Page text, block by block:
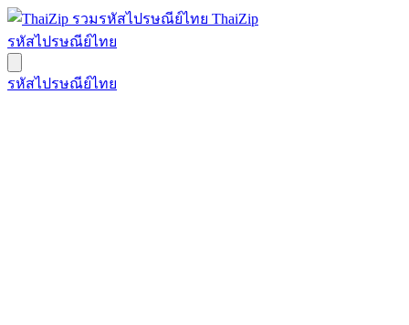
ThaiZip
รหัสไปรษณีย์ไทย
รหัสไปรษณีย์ไทย